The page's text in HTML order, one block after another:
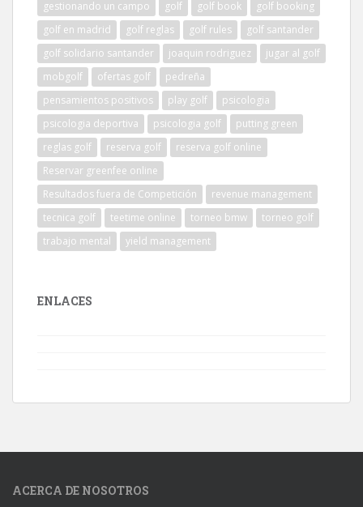
gestionando un campo
golf golf book
golf booking
golf en madrid
golf reglas golf rules
golf santander
golf solidario santander
joaquin rodriguez
jugar al golf
mobgolf
ofertas golf
pedreña
pensamientos positivos
play golf
psicologia
psicologia deportiva
psicologia golf
putting green
reglas golf
reserva golf
reserva golf online
Reservar greenfee online
Resultados fuera de Competición
revenue management
tecnica golf
teetime online torneo bmw
torneo golf
trabajo mental
yield management
ENLACES
ACERCA DE NOSOTROS